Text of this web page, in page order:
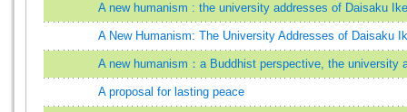
A new humanism : the university addresses of Daisaku
A New Humanism: The University Addresses of Daisaku
A new humanism：a Buddhist perspective, the university
A proposal for lasting peace